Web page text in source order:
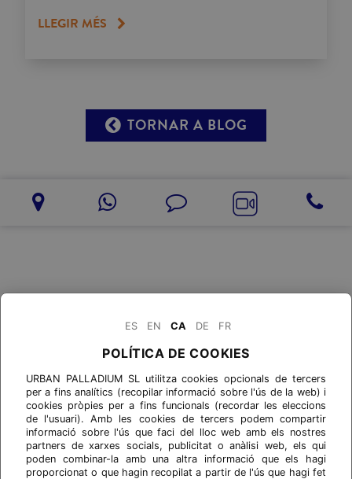
LLEGIR MÉS
TORNAR A BLOG
ES EN CA DE FR
POLÍTICA DE COOKIES
URBAN PALLADIUM SL utilitza cookies opcionals de tercers
per a fins analítics (recopilar informació sobre l'ús de la web) i
cookies pròpies per a fins funcionals (recordar les eleccions
de l'usuari). Amb les cookies de tercers podem compartir
informació sobre l'ús que faci del lloc web amb els nostres
partners de xarxes socials, publicitat o anàlisi web, els qui
poden combinar-la amb una altra informació que els hagi
proporcionat o que hagin recopilat a partir de l'ús que hagi fet